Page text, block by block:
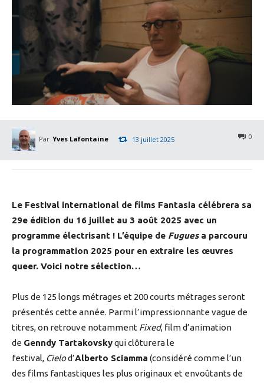
Par Yves Lafontaine 0
13 juillet 2025
Le Festival international de films Fantasia célébrera sa
29e édition du 16 juillet au 3 août 2025 avec un
programme électrisant ! L’équipe de Fuguesa parcouru
la programmation 2025 pour en extraire les œuvres
queer. Voici notre sélection…
Plus de 125 longs métrages et 200 courts métrages seront
présentés cette année. Parmi l’impressionnante vague de
titres, on retrouve notamment Fixed, film d’animation
de Genndy Tartakovskyqui clôturera le
festival, Cielod’Alberto Sciamma (considéré comme l’un
des films fantastiques les plus originaux et envoûtants de